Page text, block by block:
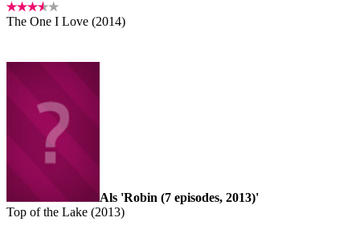
The One I Love (2014)
Als 'Robin (7 episodes, 2013)'
Top of the Lake (2013)